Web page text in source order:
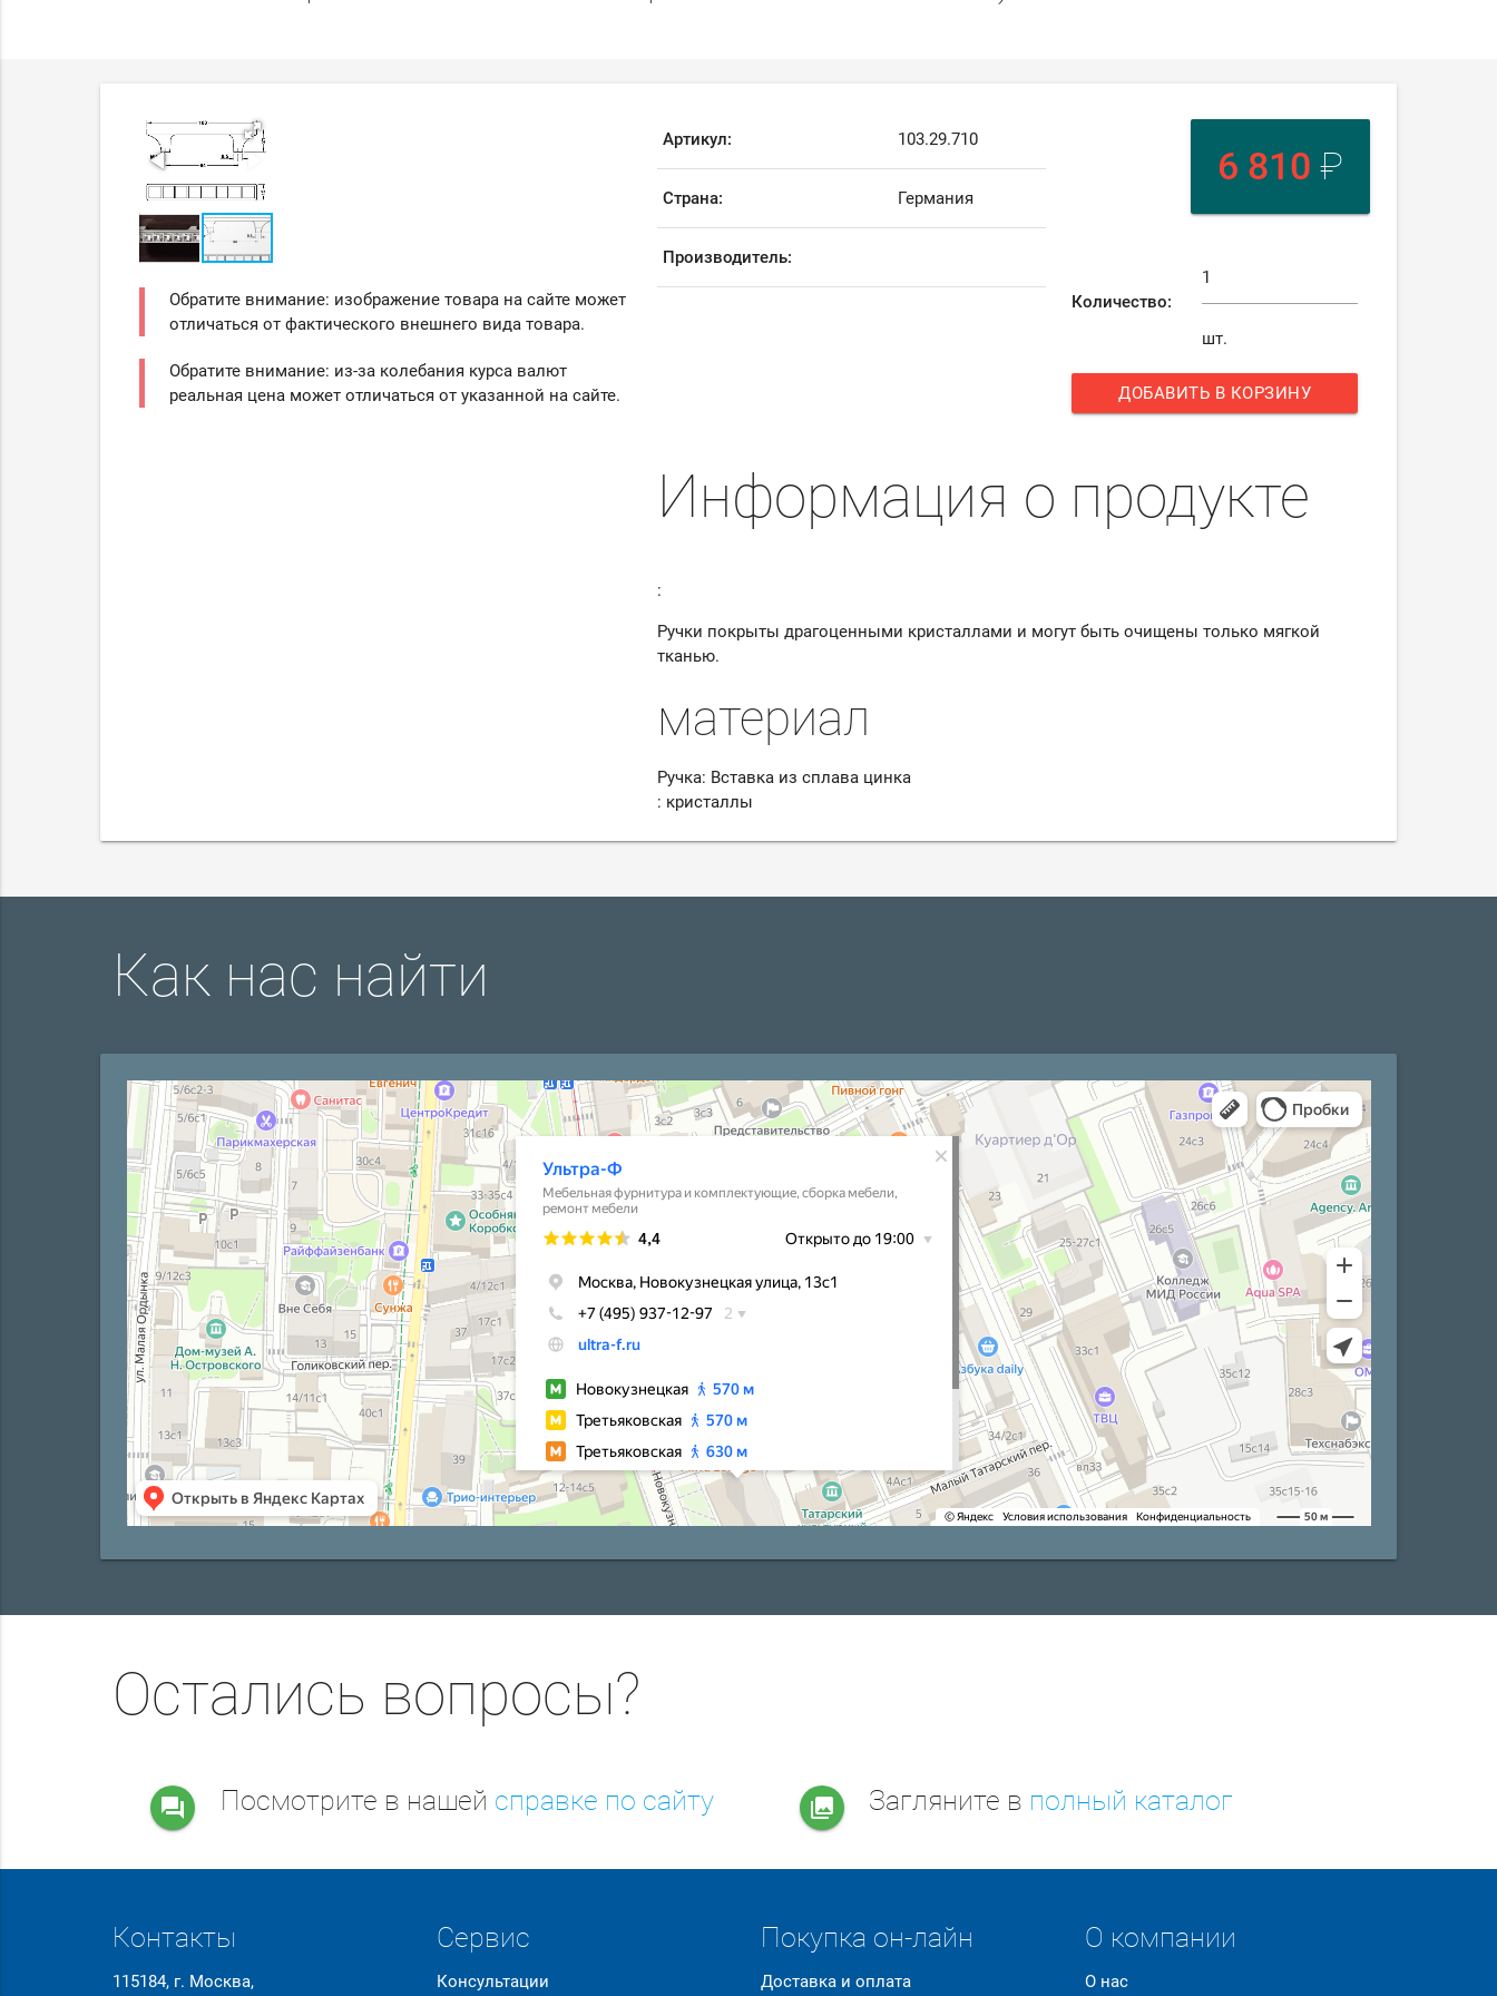
Обратите внимание: изображение товара на сайте может
отличаться от фактического внешнего вида товара.
Обратите внимание: из-за колебания курса валют
реальная цена может отличаться от указанной на сайте.
Артикул: 103.29.710
Страна: Германия
Производитель:
6 810 ₽
Количество:
шт.
ДОБАВИТЬ В КОРЗИНУ
Информация о продукте
:
Ручки покрыты драгоценными кристаллами и могут быть очищены только мягкой
тканью.
материал
Ручка: Вставка из сплава цинка
: кристаллы
Как нас найти
Остались вопросы?
question_answer Посмотрите в нашей справке по сайту collections Загляните в полный каталог
Контакты
115184, г. Москва,
Сервис
Консультации
Покупка он-лайн
Доставка и оплата
О компании
О нас